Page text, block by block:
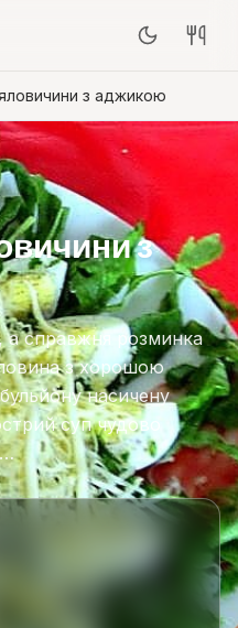
з аджикою
з
справжня розминка
з хорошою
насичену
суп чудово